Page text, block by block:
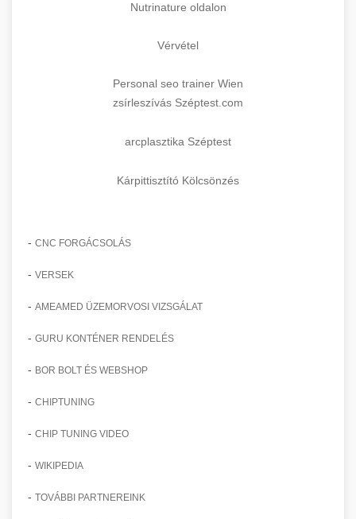
Nutrinature oldalon
Vérvétel
Personal seo trainer Wien
zsírleszívás Széptest.com
arcplasztika Széptest
Kárpittisztító Kölcsönzés
- CNC FORGÁCSOLÁS
- VERSEK
- AMEAMED ÜZEMORVOSI VIZSGÁLAT
- GURU KONTÉNER RENDELÉS
- BOR BOLT ÉS WEBSHOP
- CHIPTUNING
- CHIP TUNING VIDEO
- WIKIPEDIA
- TOVÁBBI PARTNEREINK